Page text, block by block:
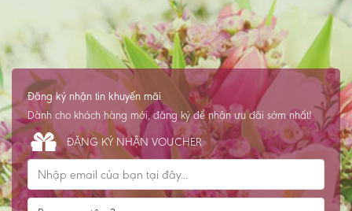
Đăng ký nhận tin khuyến mãi
Dành cho khách hàng mới, đăng ký để nhận ưu đãi sớm nhất!
ĐĂNG KÝ NHẬN VOUCHER